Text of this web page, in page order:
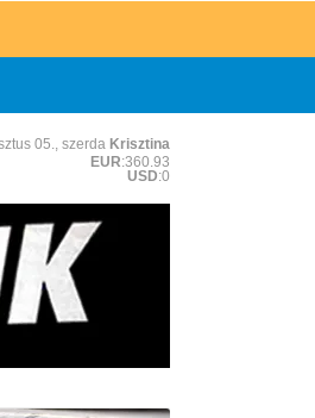
05., szerda Krisztina
EUR:360.93
USD:0